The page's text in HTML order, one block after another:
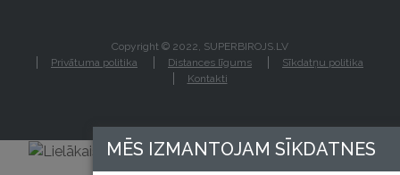
Copyright © 2022, SUPERBIROJS.LV
Privātuma politika
Distances līgums
Sīkdatņu politika
Kontakti
MĒS IZMANTOJAM SĪKDATNES